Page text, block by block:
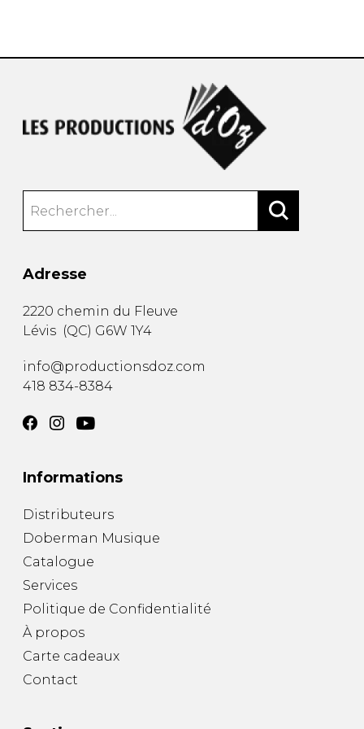
Adresse
2220 chemin du Fleuve
Lévis (QC) G6W 1Y4
info@productionsdoz.com
418 834-8384
Informations
Distributeurs
Doberman Musique
Catalogue
Services
Politique de Confidentialité
À propos
Carte cadeaux
Contact